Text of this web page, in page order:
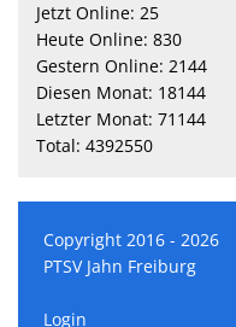
Jetzt Online: 25
Heute Online: 830
Gestern Online: 2144
Diesen Monat: 18144
Letzter Monat: 71144
Total: 4392550
Copyright 2016 - 2026
PTSV Jahn Freiburg
Login